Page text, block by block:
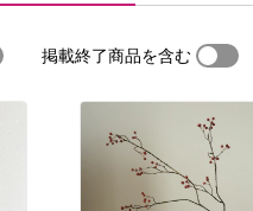
掲載終了商品を含む